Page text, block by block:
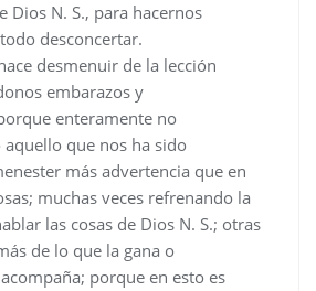
Dios N. S., para hacernos
desconcertar.
desmenuir de la lección
embarazos y
enteramente no
que nos ha sido
más advertencia que en
muchas veces refrenando la
las cosas de Dios N. S.; otras
de lo que la gana o
porque en esto es